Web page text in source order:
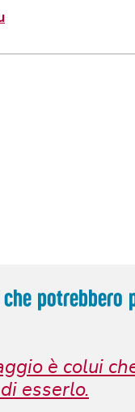
potrebbero
è colui
esserlo.